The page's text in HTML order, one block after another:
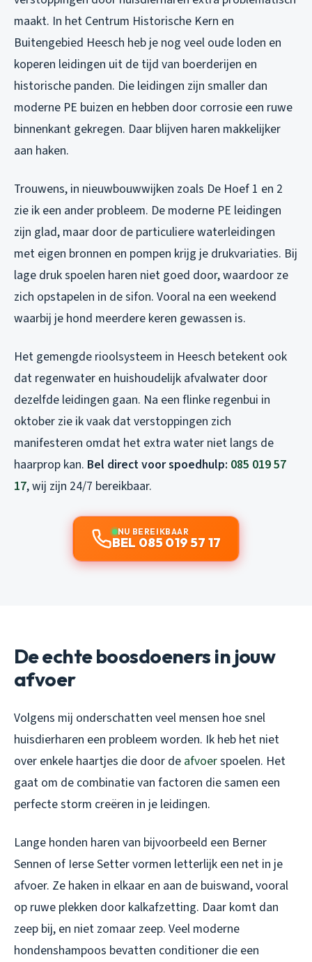
maakt. In het Centrum Historische Kern en
Buitengebied Heesch heb je nog veel oude loden en
koperen leidingen uit de tijd van boerderijen en
historische panden. Die leidingen zijn smaller dan
moderne PE buizen en hebben door corrosie een ruwe
binnenkant gekregen. Daar blijven haren makkelijker
aan haken.
Trouwens, in nieuwbouwwijken zoals De Hoef 1 en 2
zie ik een ander probleem. De moderne PE leidingen
zijn glad, maar door de particuliere waterleidingen
met eigen bronnen en pompen krijg je drukvariaties. Bij
lage druk spoelen haren niet goed door, waardoor ze
zich opstapelen in de sifon. Vooral na een weekend
waarbij je hond meerdere keren gewassen is.
Het gemengde rioolsysteem in Heesch betekent ook
dat regenwater en huishoudelijk afvalwater door
dezelfde leidingen gaan. Na een flinke regenbui in
oktober zie ik vaak dat verstoppingen zich
manifesteren omdat het extra water niet langs de
haarprop kan. Bel direct voor spoedhulp: 085 019 57
17, wij zijn 24/7 bereikbaar.
NU BEREIKBAAR
BEL 085 019 57 17
De echte boosdoeners in jouw
afvoer
Volgens mij onderschatten veel mensen hoe snel
huisdierharen een probleem worden. Ik heb het niet
over enkele haartjes die door de afvoerspoelen. Het
gaat om de combinatie van factoren die samen een
perfecte storm creëren in je leidingen.
Lange honden haren van bijvoorbeeld een Berner
Sennen of Ierse Setter vormen letterlijk een net in je
afvoer. Ze haken in elkaar en aan de buiswand, vooral
op ruwe plekken door kalkafzetting. Daar komt dan
zeep bij, en niet zomaar zeep. Veel moderne
hondenshampoos bevatten conditioner die een